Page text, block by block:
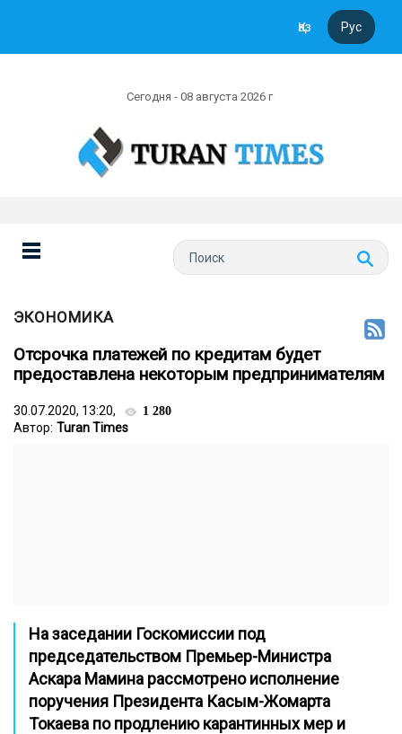
Қаз Рус
Сегодня - 08 августа 2026 г
ЭКОНОМИКА
Отсрочка платежей по кредитам будет
предоставлена некоторым предпринимателям
30.07.2020, 13:20, 1 280
Автор: Turan Times
На заседании Госкомиссии под
председательством Премьер-Министра
Аскара Мамина рассмотрено исполнение
поручения Президента Касым-Жомарта
Токаева по продлению карантинных мер и